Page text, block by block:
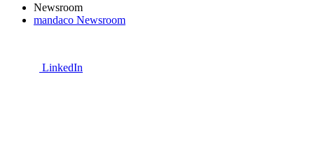
Newsroom
mandaco Newsroom
LinkedIn